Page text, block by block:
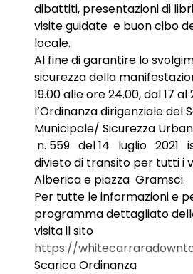
dibattiti, presentazioni di
visite guidate e buon cibo
locale.
Al fine di garantire lo
sicurezza della
19.00 alle ore 24.00, dal 17 al
l’Ordinanza dirigenziale del
Municipale/ Sicurezza
n. 559 del 14 luglio 2021
divieto di transito per tutti i
Alberica e piazza Gramsci.
Per tutte le informazioni e
programma dettagliato
visita il sito
https://
Scarica Ordinanza